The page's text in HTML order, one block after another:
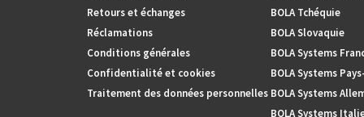
Retours et échanges
Réclamations
Conditions générales
Confidentialité et cookies
Traitement des données personnelles
BOLA Tchéquie
BOLA Slovaquie
BOLA Systems
BOLA Systems
BOLA Systems
BOLA Systems